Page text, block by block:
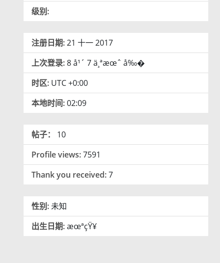
级别:
注册日期:21 十一 2017
上次登录:8 å¹´ 7 ä¸ªæœˆ å‰�
时区: UTC +0:00
本地时间:02:09
帖子：
10
Profile views:7591
Thank you received:7
性别:未知
出生日期:æœªçŸ¥